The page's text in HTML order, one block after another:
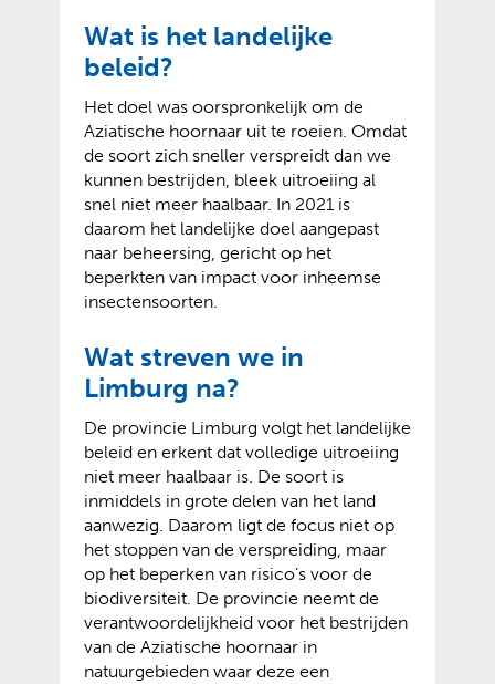
Wat is het landelijke
beleid?
Het doel was oorspronkelijk om de
Aziatische hoornaar uit te roeien. Omdat
de soort zich sneller verspreidt dan we
kunnen bestrijden, bleek uitroeiing al
snel niet meer haalbaar. In 2021 is
daarom het landelijke doel aangepast
naar beheersing, gericht op het
beperkten van impact voor inheemse
insectensoorten.
Wat streven we in
Limburg na?
De provincie Limburg volgt het landelijke
beleid en erkent dat volledige uitroeiing
niet meer haalbaar is. De soort is
inmiddels in grote delen van het land
aanwezig. Daarom ligt de focus niet op
het stoppen van de verspreiding, maar
op het beperken van risico’s voor de
biodiversiteit. De provincie neemt de
verantwoordelijkheid voor het bestrijden
van de Aziatische hoornaar in
natuurgebieden waar deze een